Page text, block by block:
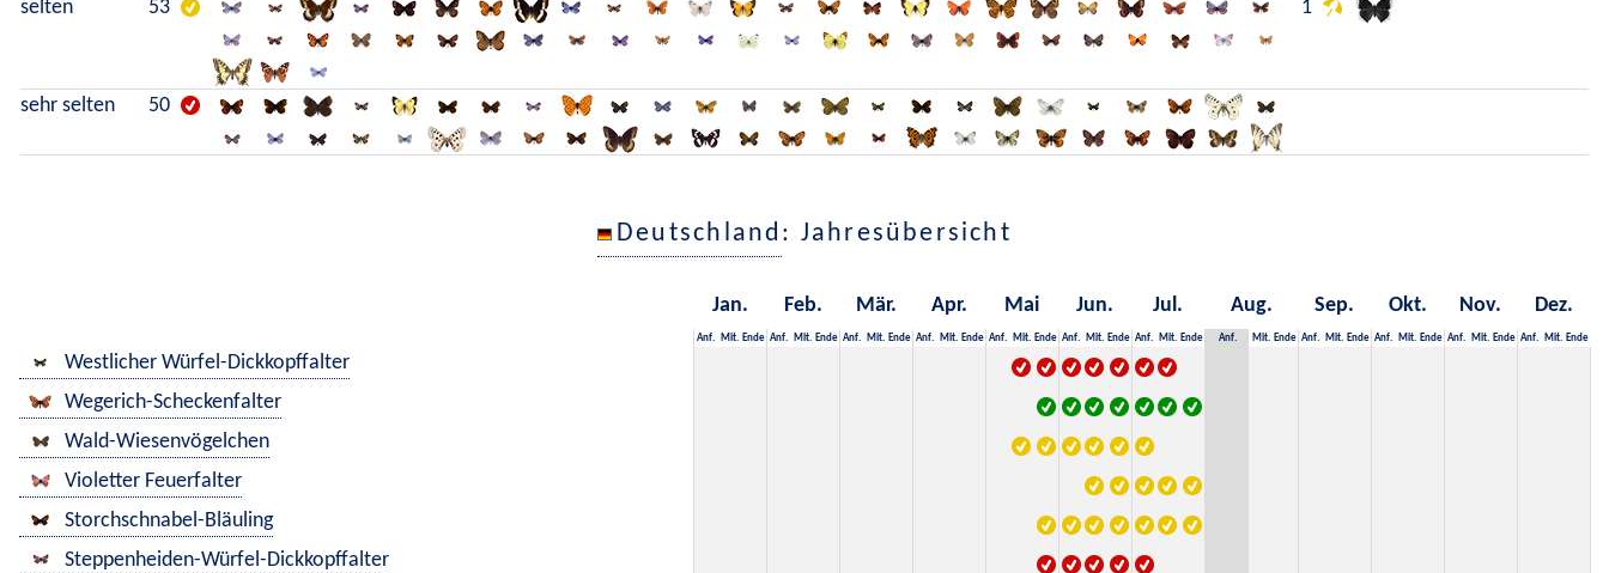
selten 53 1
sehr selten 50
Deutschland : Jahresübersicht
Jan. Feb. Mär. Apr. Mai Jun. Jul. Aug. Sep. Okt. Nov. Dez.
Anf. Mit. Ende Anf. Mit. Ende Anf. Mit. Ende Anf. Mit. Ende Anf. Mit. Ende Anf. Mit. Ende Anf. Mit. Ende Anf. Mit. Ende Anf. Mit. Ende Anf. Mit. Ende Anf. Mit. Ende Anf. Mit. Ende
Westlicher Würfel-Dickkopffalter
Wegerich-Scheckenfalter
Wald-Wiesenvögelchen
Violetter Feuerfalter
Storchschnabel-Bläuling
Steppenheiden-Würfel-Dickkopffalter